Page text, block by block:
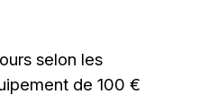
selon les
de 100 €